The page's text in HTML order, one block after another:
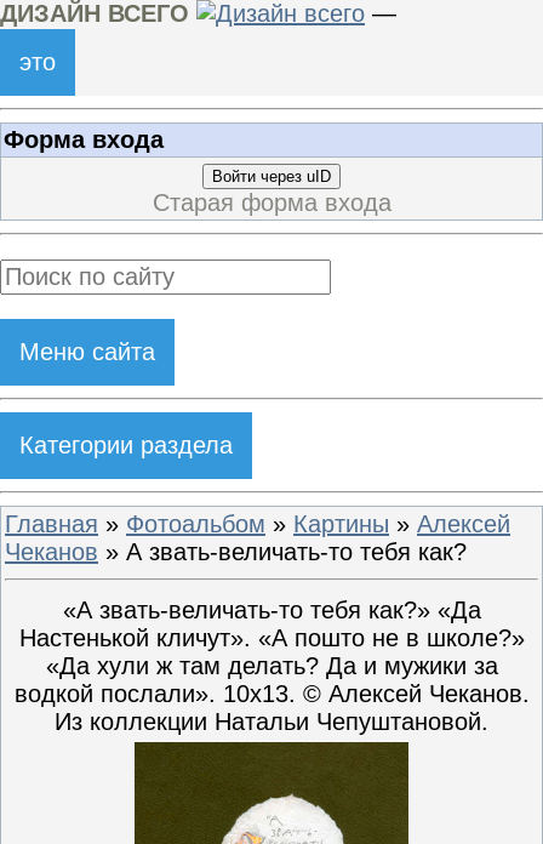
ДИЗАЙН ВСЕГО
—
это
Форма входа
Войти через uID
Старая форма входа
Меню сайта
Категории раздела
Главная » Фотоальбом » Картины » Алексей
Чеканов » А звать-величать-то тебя как?
«А звать-величать-то тебя как?» «Да
Настенькой кличут». «А пошто не в школе?»
«Да хули ж там делать? Да и мужики за
водкой послали». 10х13. © Алексей Чеканов.
Из коллекции Натальи Чепуштановой.